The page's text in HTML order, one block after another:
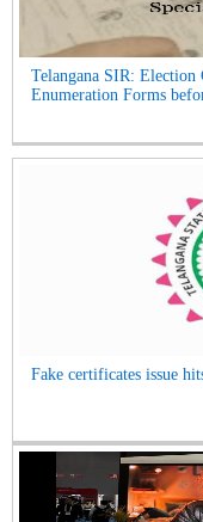
Telangana SIR: Election
Enumeration Forms
Fake certificates issue